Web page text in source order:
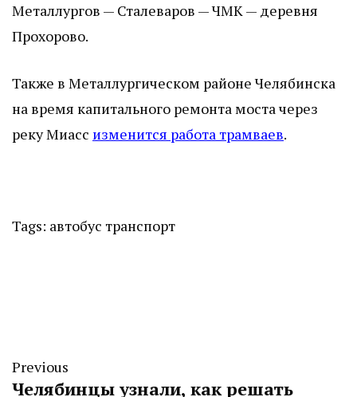
Металлургов — Сталеваров — ЧМК — деревня
Прохорово.
Также в Металлургическом районе Челябинска
на время капитального ремонта моста через
реку Миасс изменится работа трамваев.
Tags: автобус транспорт
Previous
Челябинцы узнали, как решать